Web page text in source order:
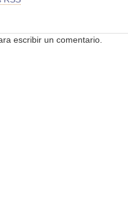
escribir un comentario.